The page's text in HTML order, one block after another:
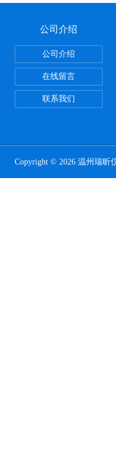
公司介绍
公司介绍
在线留言
联系我们
Copyright © 2026 温州瑞昕